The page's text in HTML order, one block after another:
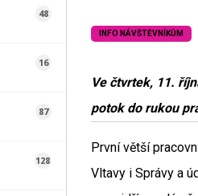
48
16
87
128
INFO NÁVŠTĚVNÍKŮM
Ve čtvrtek, 11.
potok do rukou
První větší
Vltavy i Správy a